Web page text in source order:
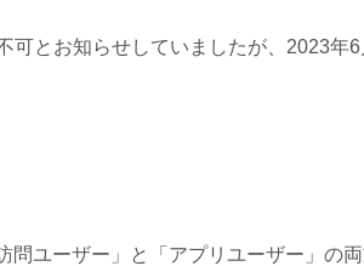
とお知らせしていましたが、2023年6
問ユーザー」と「アプリユーザー」の